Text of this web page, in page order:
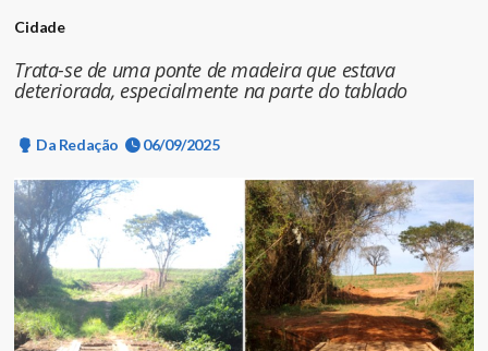
Cidade
Trata-se de uma ponte de madeira que estava
deteriorada, especialmente na parte do tablado
Da Redação 06/09/2025